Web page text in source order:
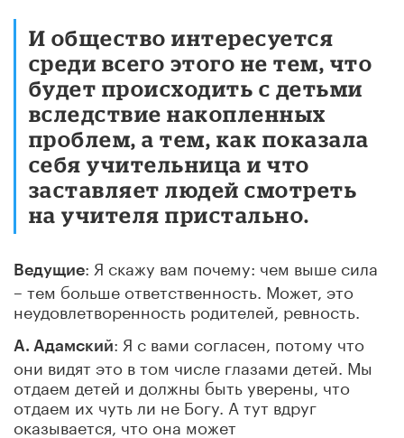
И общество интересуется
среди всего этого не тем, что
будет происходить с детьми
вследствие накопленных
проблем, а тем, как показала
себя учительница и что
заставляет людей смотреть
на учителя пристально.
Ведущие: Я скажу вам почему: чем выше сила
– тем больше ответственность. Может, это
неудовлетворенность родителей, ревность.
А. Адамский: Я с вами согласен, потому что
они видят это в том числе глазами детей. Мы
отдаем детей и должны быть уверены, что
отдаем их чуть ли не Богу. А тут вдруг
оказывается, что она может